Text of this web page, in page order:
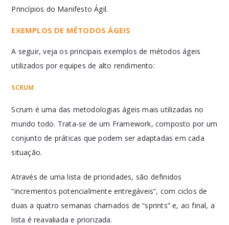
Princípios do Manifesto Ágil.
EXEMPLOS DE MÉTODOS ÁGEIS
A seguir, veja os principais exemplos de métodos ágeis
utilizados por equipes de alto rendimento:
SCRUM
Scrum é uma das metodologias ágeis mais utilizadas no
mundo todo. Trata-se de um Framework, composto por um
conjunto de práticas que podem ser adaptadas em cada
situação.
Através de uma lista de prioridades, são definidos
“incrementos potencialmente entregáveis”, com ciclos de
duas a quatro semanas chamados de “sprints” e, ao final, a
lista é reavaliada e priorizada.